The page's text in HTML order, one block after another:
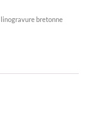
linogravure bretonne